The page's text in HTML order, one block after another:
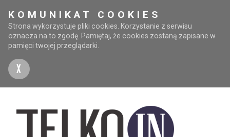
KOMUNIKAT COOKIES
Strona wykorzystuje pliki cookies. Korzystanie z serwisu
oznacza na to zgodę. Pamiętaj, że cookies zostaną zapisane w
pamięci twojej przeglądarki.
X